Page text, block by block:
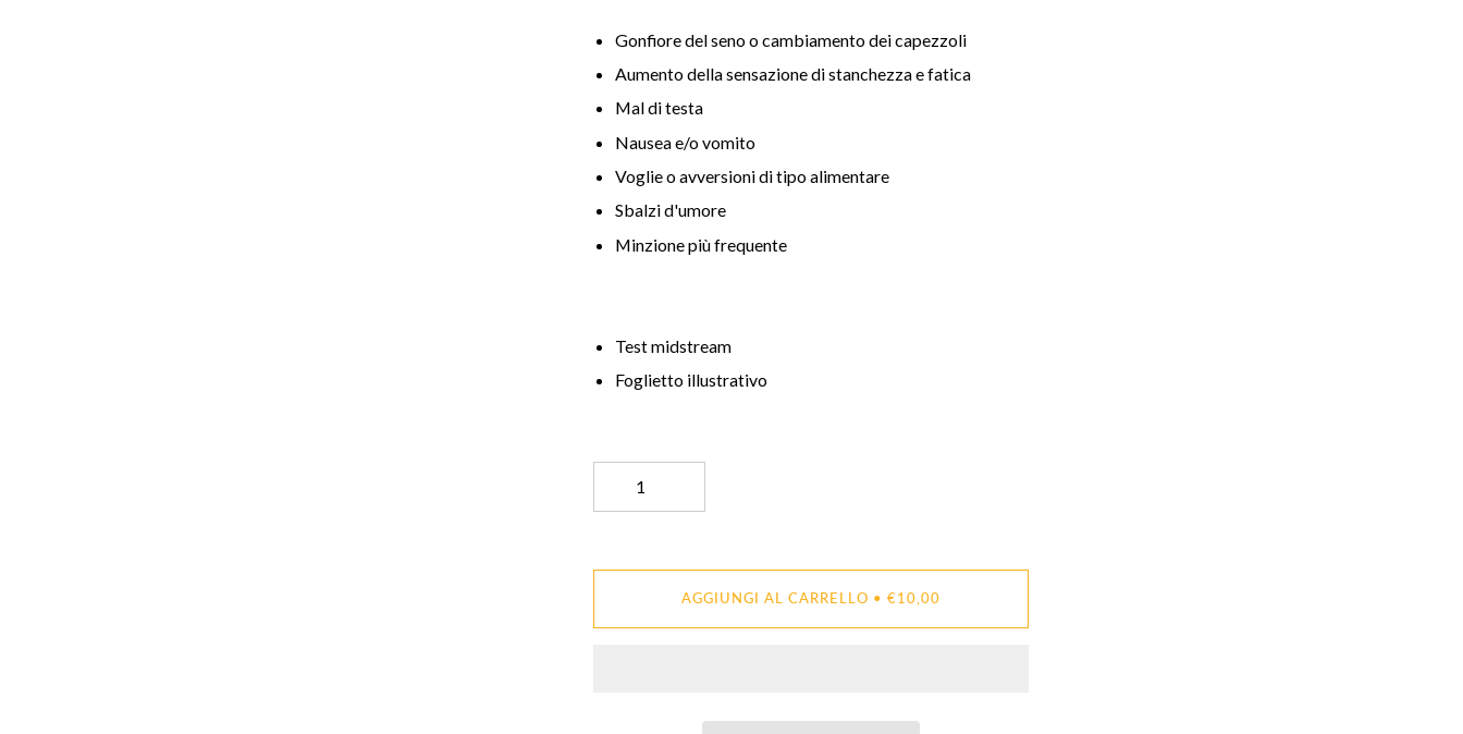
Gonfiore del seno o cambiamento dei capezzoli
Aumento della sensazione di stanchezza e fatica
Mal di testa
Nausea e/o vomito
Voglie o avversioni di tipo alimentare
Sbalzi d'umore
Minzione più frequente
Test midstream
Foglietto illustrativo
AGGIUNGI AL CARRELLO • €10,00